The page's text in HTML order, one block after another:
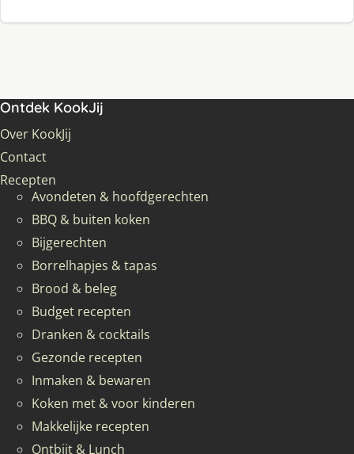
Ontdek KookJij
Over KookJij
Contact
Recepten
Avondeten & hoofdgerechten
BBQ & buiten koken
Bijgerechten
Borrelhapjes & tapas
Brood & beleg
Budget recepten
Dranken & cocktails
Gezonde recepten
Inmaken & bewaren
Koken met & voor kinderen
Makkelijke recepten
Ontbijt & Lunch